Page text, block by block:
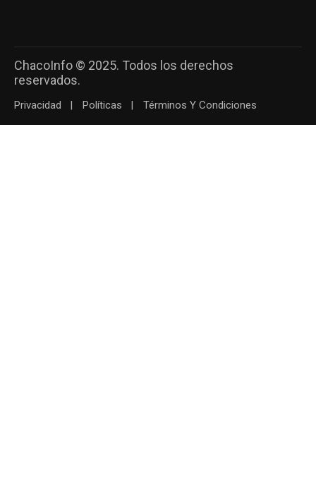
ChacoInfo © 2025. Todos los derechos
reservados.
Privacidad Políticas Términos Y Condiciones